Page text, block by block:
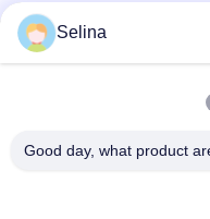
Gebouw A, VERSINO
Selina
Good day, what product